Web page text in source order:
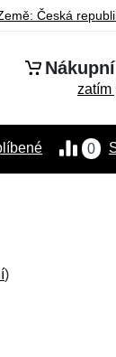
Česká
zatím
0
)